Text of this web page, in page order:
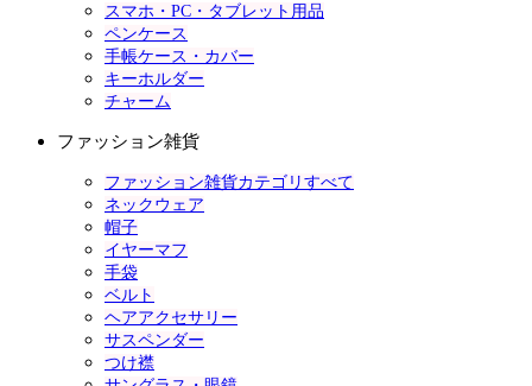
スマホ・PC・タブレット用品
ペンケース
手帳ケース・カバー
キーホルダー
チャーム
ファッション雑貨
ファッション雑貨カテゴリすべて
ネックウェア
帽子
イヤーマフ
手袋
ベルト
ヘアアクセサリー
サスペンダー
つけ襟